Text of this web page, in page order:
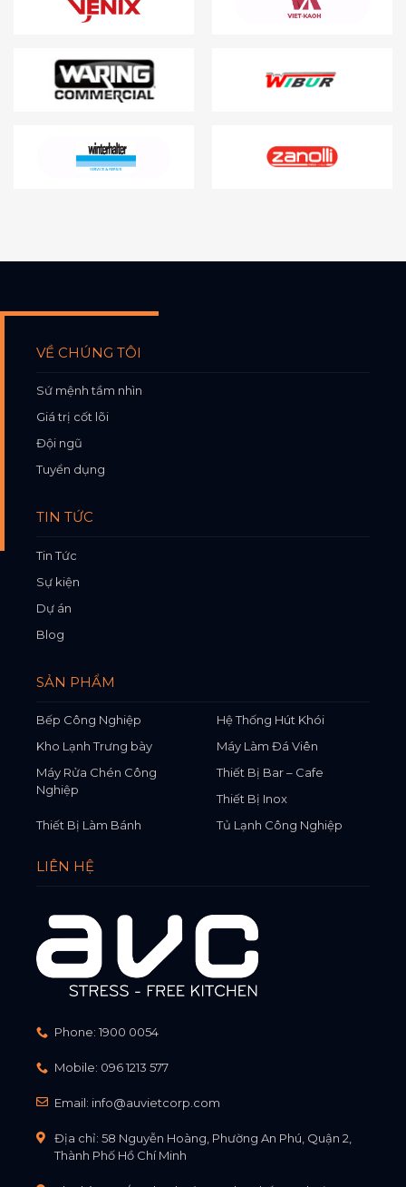
VỀ CHÚNG TÔI
Sứ mệnh tầm nhìn
Giá trị cốt lõi
Đội ngũ
Tuyển dụng
TIN TỨC
Tin Tức
Sự kiện
Dự án
Blog
SẢN PHẨM
Bếp Công Nghiệp
Hệ Thống Hút Khói
Kho Lạnh Trưng bày
Máy Làm Đá Viên
Máy Rửa Chén Công
Nghiệp
Thiết Bị Bar – Cafe
Thiết Bị Inox
Thiết Bị Làm Bánh
Tủ Lạnh Công Nghiệp
LIÊN HỆ
Phone: 1900 0054
Mobile: 096 1213 577
Email: info@auvietcorp.com
Địa chỉ: 58 Nguyễn Hoàng, Phường An Phú, Quận 2,
Thành Phố Hồ Chí Minh